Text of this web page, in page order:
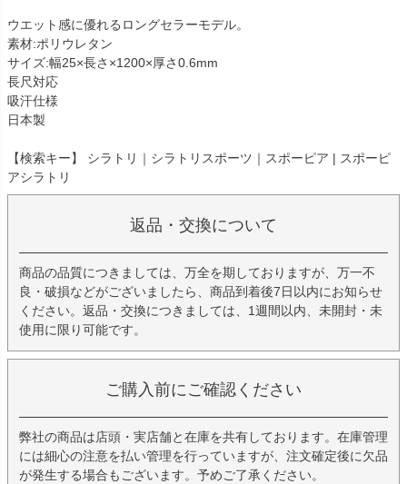
ウエット感に優れるロングセラーモデル。
素材:ポリウレタン
サイズ:幅25×長さ×1200×厚さ0.6mm
長尺対応
吸汗仕様
日本製
【検索キー】 シラトリ｜シラトリスポーツ｜スポーピア | スポーピ
アシラトリ
返品・交換について
商品の品質につきましては、万全を期しておりますが、万一不
良・破損などがございましたら、商品到着後7日以内にお知らせ
ください。返品・交換につきましては、1週間以内、未開封・未
使用に限り可能です。
ご購入前にご確認ください
弊社の商品は店頭・実店舗と在庫を共有しております。在庫管理
には細心の注意を払い管理を行っていますが、注文確定後に欠品
が発生する場合もございます。予めご了承ください。